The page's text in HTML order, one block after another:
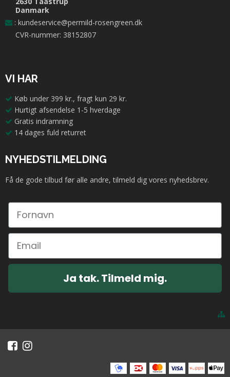
Danmark
: kundeservice@permild-rosengreen.dk
CVR-nummer: 38152807
VI HAR
Køb under 399 kr., fragt kun 29 kr.
Hurtigt afsendelse 1-5 hverdage
Gratis indramning
14 dages fuld returret
NYHEDSTILMELDING
Få de gode tilbud før alle andre, tilmeld dig vores nyhedsbrev.
Ja tak. Tilmeld mig.